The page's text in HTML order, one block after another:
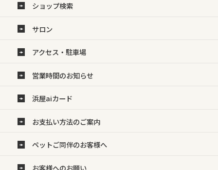
ショップ検索
サロン
アクセス・駐車場
営業時間のお知らせ
浜屋aiカード
お支払い方法のご案内
ペットご同伴のお客様へ
お客様へのお願い